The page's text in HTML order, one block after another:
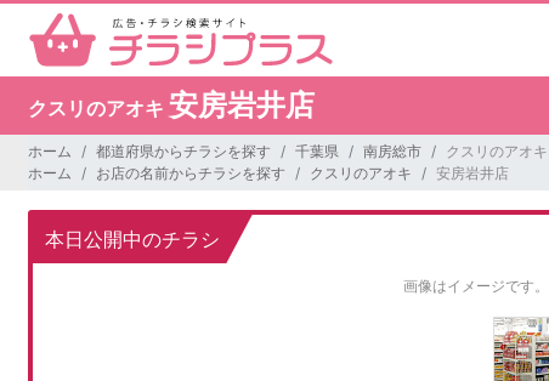
クスリのアオキ 安房岩井店
ホーム 都道府県からチラシを探す 千葉県 南房総市
クスリのアオ
ホーム
お店の名前からチラシを探す クスリのアオキ 安房岩井店
本日公開中のチラシ
画像はイメージです。